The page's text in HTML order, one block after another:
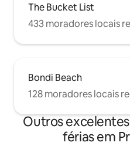
The Bucket List
433 moradores locais
Bondi Beach
128 moradores locais
Outros
férias em